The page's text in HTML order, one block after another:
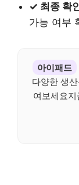
✓ 최종 확
가능 여부
아이패드
다양한 생
여보세요